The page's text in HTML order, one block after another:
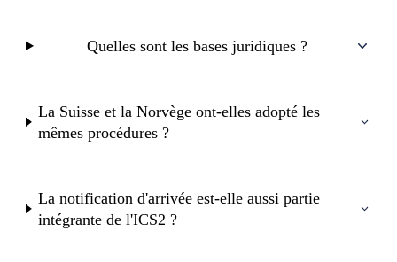
Quelles sont les bases juridiques ?
La Suisse et la Norvège ont-elles adopté les
mêmes procédures ?
La notification d'arrivée est-elle aussi partie
intégrante de l'ICS2 ?